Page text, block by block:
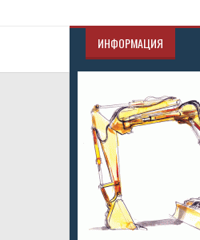
ИНФОРМАЦИЯ